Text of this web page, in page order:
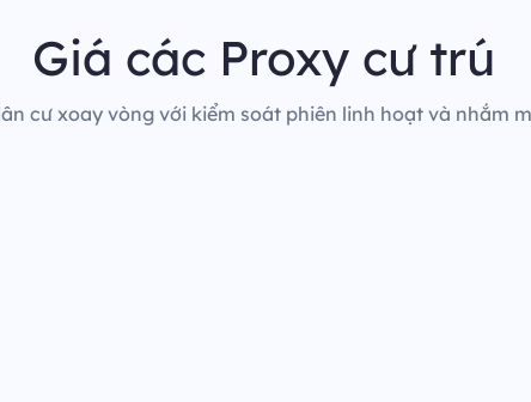
Giá các Proxy cư trú
cư xoay vòng với kiểm soát phiên linh hoạt và nhắm